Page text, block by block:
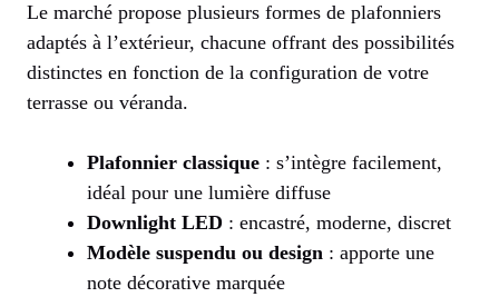
Le marché propose plusieurs formes de plafonniers
adaptés à l’extérieur, chacune offrant des possibilités
distinctes en fonction de la configuration de votre
terrasse ou véranda.
Plafonnier classique : s’intègre facilement,
idéal pour une lumière diffuse
Downlight LED : encastré, moderne, discret
Modèle suspendu ou design : apporte une
note décorative marquée